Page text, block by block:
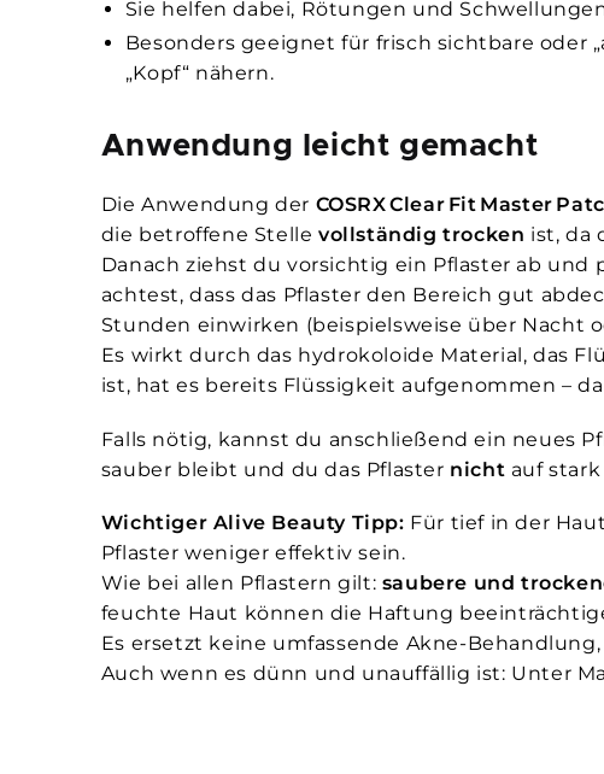
Sie helfen dabei, Rötungen und
Besonders geeignet für frisch sichtbare oder
„Kopf“ nähern.
Anwendung leicht gemacht
Die Anwendung der COSRX Clear Fit Master
die betroffene Stelle vollständig trocken ist, da
Danach ziehst du vorsichtig ein Pflaster ab
achtest, dass das Pflaster den Bereich gut
Stunden einwirken (beispielsweise über Nacht
Es wirkt durch das hydro­koloide Material, das
ist, hat es bereits Flüssigkeit aufgenommen –
Falls nötig, kannst du anschließend ein neues
sauber bleibt und du das Pflaster nicht auf
Wichtiger Alive Beauty Tipp: Für tief in der
Pflaster weniger effektiv sein.
Wie bei allen Pflastern gilt: saubere und
feuchte Haut können die Haftung
Es ersetzt keine umfassende Akne-
Auch wenn es dünn und unauffällig ist: Unter